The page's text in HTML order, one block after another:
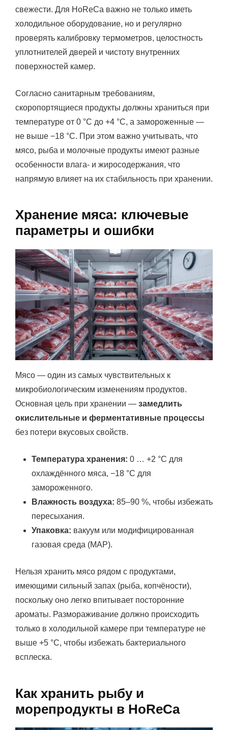
свежести. Для HoReCa важно не только иметь
холодильное оборудование, но и регулярно
проверять калибровку термометров, целостность
уплотнителей дверей и чистоту внутренних
поверхностей камер.
Согласно санитарным требованиям,
скоропортящиеся продукты должны храниться при
температуре от 0 °C до +4 °C, а замороженные —
не выше −18 °C. При этом важно учитывать, что
мясо, рыба и молочные продукты имеют разные
особенности влага- и жиросодержания, что
напрямую влияет на их стабильность при хранении.
Хранение мяса: ключевые
параметры и ошибки
Мясо — один из самых чувствительных к
микробиологическим изменениям продуктов.
Основная цель при хранении — замедлить
окислительные и ферментативные процессы
без потери вкусовых свойств.
Температура хранения: 0 … +2 °C для
охлаждённого мяса, −18 °C для
замороженного.
Влажность воздуха: 85–90 %, чтобы избежать
пересыхания.
Упаковка: вакуум или модифицированная
газовая среда (MAP).
Нельзя хранить мясо рядом с продуктами,
имеющими сильный запах (рыба, копчёности),
поскольку оно легко впитывает посторонние
ароматы. Размораживание должно происходить
только в холодильной камере при температуре не
выше +5 °C, чтобы избежать бактериального
всплеска.
Как хранить рыбу и
морепродукты в HoReCa